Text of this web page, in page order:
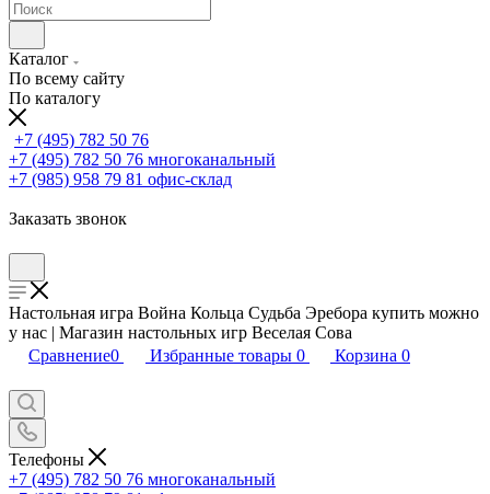
Каталог
По всему сайту
По каталогу
+7 (495) 782 50 76
+7 (495) 782 50 76 многоканальный
+7 (985) 958 79 81 офис-склад
Заказать звонок
Настольная игра Война Кольца Судьба Эребора купить можно
у нас | Магазин настольных игр Веселая Сова
Сравнение0 Избранные товары 0 Корзина 0
Телефоны
+7 (495) 782 50 76 многоканальный